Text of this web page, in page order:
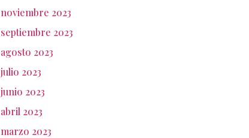
noviembre 2023
septiembre 2023
agosto 2023
julio 2023
junio 2023
abril 2023
marzo 2023